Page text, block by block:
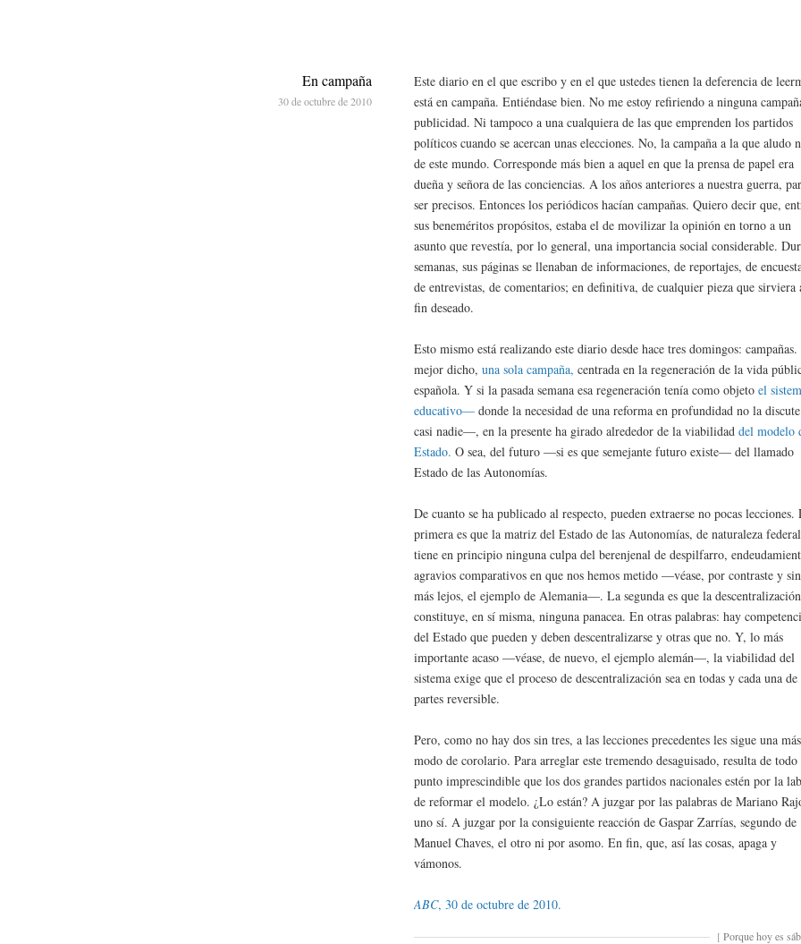
Este diario en el que escribo y en el que ustedes tienen la deferencia de
está en campaña. Entiéndase bien. No me estoy refiriendo a ninguna
publicidad. Ni tampoco a una cualquiera de las que emprenden los partidos
políticos cuando se acercan unas elecciones. No, la campaña a la que aludo
de este mundo. Corresponde más bien a aquel en que la prensa de papel era
dueña y señora de las conciencias. A los años anteriores a nuestra guerra,
ser precisos. Entonces los periódicos hacían campañas. Quiero decir que,
sus beneméritos propósitos, estaba el de movilizar la opinión en torno a un
asunto que revestía, por lo general, una importancia social considerable.
semanas, sus páginas se llenaban de informaciones, de reportajes, de
de entrevistas, de comentarios; en definitiva, de cualquier pieza que sirviera
fin deseado.
Esto mismo está realizando este diario desde hace tres domingos: campañas.
mejor dicho,una sola campaña, centrada en la regeneración de la vida
española. Y si la pasada semana esa regeneración tenía como objetoel
educativo— donde la necesidad de una reforma en profundidad no la
casi nadie—, en la presente ha girado alrededor de la viabilidaddel modelo
Estado. O sea, del futuro —si es que semejante futuro existe— del llamado
Estado de las Autonomías.
De cuanto se ha publicado al respecto, pueden extraerse no pocas lecciones.
primera es que la matriz del Estado de las Autonomías, de naturaleza
tiene en principio ninguna culpa del berenjenal de despilfarro,
agravios comparativos en que nos hemos metido —véase, por contraste y
más lejos, el ejemplo de Alemania—. La segunda es que la
constituye, en sí misma, ninguna panacea. En otras palabras: hay
del Estado que pueden y deben descentralizarse y otras que no. Y, lo más
importante acaso —véase, de nuevo, el ejemplo alemán—, la viabilidad del
sistema exige que el proceso de descentralización sea en todas y cada una de
partes reversible.
Pero, como no hay dos sin tres, a las lecciones precedentes les sigue una
modo de corolario. Para arreglar este tremendo desaguisado, resulta de todo
punto imprescindible que los dos grandes partidos nacionales estén por la
de reformar el modelo. ¿Lo están? A juzgar por las palabras de Mariano
uno sí. A juzgar por la consiguiente reacción de Gaspar Zarrías, segundo de
Manuel Chaves, el otro ni por asomo. En fin, que, así las cosas, apaga y
vámonos.
ABC, 30 de octubre de 2010.
[Porque hoy es
En campaña
30 de octubre de 2010